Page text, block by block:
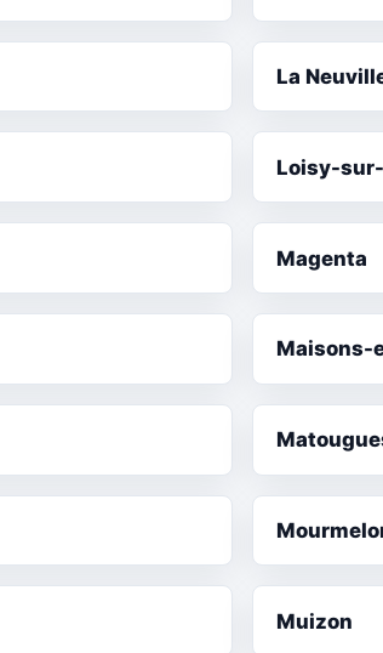
La
Loisy-
Magenta
Maisons-
Muizon